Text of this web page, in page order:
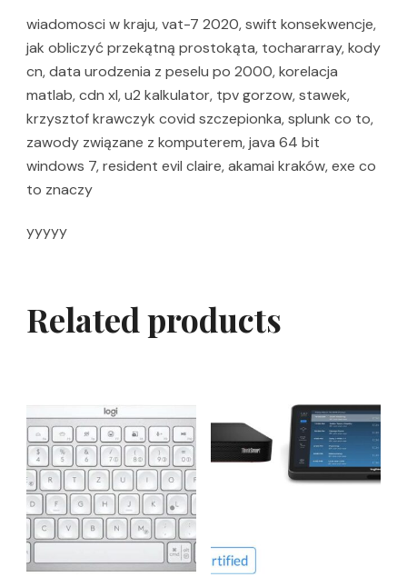
wiadomosci w kraju, vat-7 2020, swift konsekwencje,
jak obliczyć przekątną prostokąta, tochararray, kody
cn, data urodzenia z peselu po 2000, korelacja
matlab, cdn xl, u2 kalkulator, tpv gorzow, stawek,
krzysztof krawczyk covid szczepionka, splunk co to,
zawody związane z komputerem, java 64 bit
windows 7, resident evil claire, akamai kraków, exe co
to znaczy
yyyyy
Related products